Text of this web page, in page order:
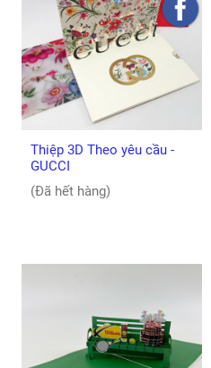
Thiệp 3D Theo yêu cầu -
GUCCI
(Đã hết hàng)